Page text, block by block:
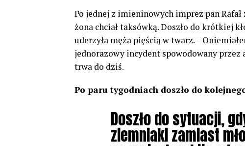
Po jednej z imieninowych imprez pan
żona chciał taksówką. Doszło do krótkiej
uderzyła męża pięścią w twarz. –
jednorazowy incydent spowodowany przez
trwa do dziś.
Po paru tygodniach doszło do
Doszło do sytuacji,
ziemniaki zamiast